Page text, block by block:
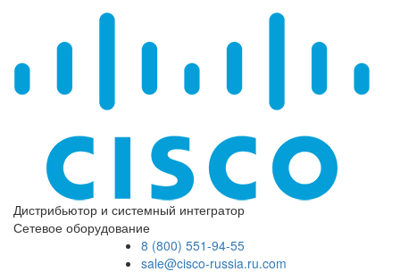
Дистрибьютор и системный интегратор
Сетевое оборудование
8 (800) 551-94-55
sale@cisco-russia.ru.com